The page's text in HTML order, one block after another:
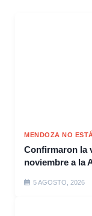
MENDOZA NO
Confirmaron la
noviembre a la
5 AGOSTO, 2026